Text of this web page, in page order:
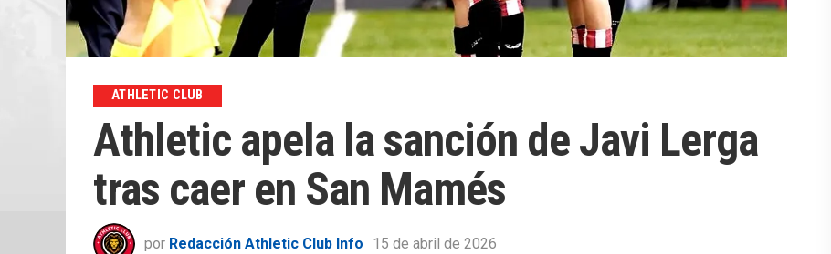
ATHLETIC CLUB
Athletic apela la sanción de Javi Lerga
tras caer en San Mamés
por Redacción Athletic Club Info 15 de abril de 2026